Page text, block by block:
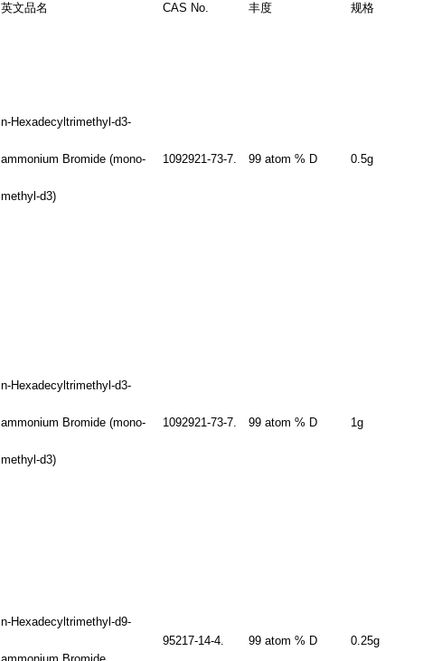
英文品名 CAS No. 丰度 规格
n-Hexadecyltrimethyl-d3-
ammonium Bromide (mono-
methyl-d3)
1092921-73-7. 99 atom % D 0.5g
n-Hexadecyltrimethyl-d3-
ammonium Bromide (mono-
methyl-d3)
1092921-73-7. 99 atom % D 1g
n-Hexadecyltrimethyl-d9-
95217-14-4. 99 atom % D 0.25g